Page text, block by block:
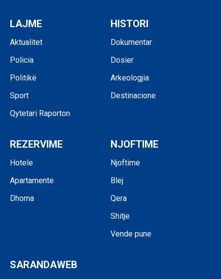
LAJME
Aktualitet
Policia
Politikë
Sport
Qytetari Raporton
HISTORI
Dokumentar
Dosier
Arkeologjia
Destinacione
REZERVIME
Hotele
Apartamente
Dhoma
NJOFTIME
Njoftime
Blej
Qera
Shitje
Vende pune
SARANDAWEB